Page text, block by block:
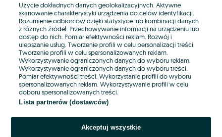
E-mail
Hasło
Nie pamiętasz hasła?
Użycie dokładnych danych geolokalizacyjnych. Aktywne
skanowanie charakterystyki urządzenia do celów identyfikacji.
Rozumienie odbiorców dzięki statystyce lub kombinacji danych
z różnych źródeł. Przechowywanie informacji na urządzeniu lub
dostęp do nich. Pomiar efektywności reklam. Rozwój i
ulepszanie usług. Tworzenie profili w celu personalizacji treści.
Tworzenie profili w celu spersonalizowanych reklam.
Wykorzystywanie ograniczonych danych do wyboru reklam.
Wykorzystywanie ograniczonych danych do wyboru treści.
Pomiar efektywności treści. Wykorzystanie profili do wyboru
spersonalizowanych reklam. Wykorzystywanie profili w celu
doboru spersonalizowanych treści.
Lista partnerów (dostawców)
Akceptuj wszystkie